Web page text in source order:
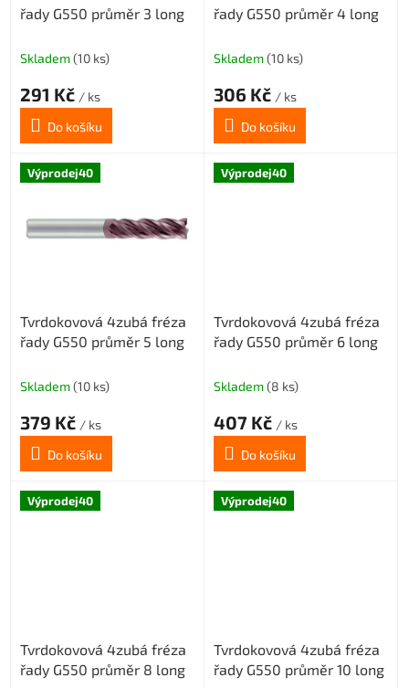
řady G550 průměr 3 long
Skladem(10 ks)
291 Kč / ks
Do košíku
řady G550 průměr 4 long
Skladem(10 ks)
306 Kč / ks
Do košíku
Výprodej40
Tvrdokovová 4zubá fréza
řady G550 průměr 5 long
Skladem(10 ks)
379 Kč / ks
Do košíku
Výprodej40
Tvrdokovová 4zubá fréza
řady G550 průměr 6 long
Skladem(8 ks)
407 Kč / ks
Do košíku
Výprodej40
Tvrdokovová 4zubá fréza
řady G550 průměr 8 long
Výprodej40
Tvrdokovová 4zubá fréza
řady G550 průměr 10 long